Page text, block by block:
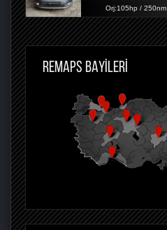
Orj:105hp / 250nm
REMAPS BAYİLERİ